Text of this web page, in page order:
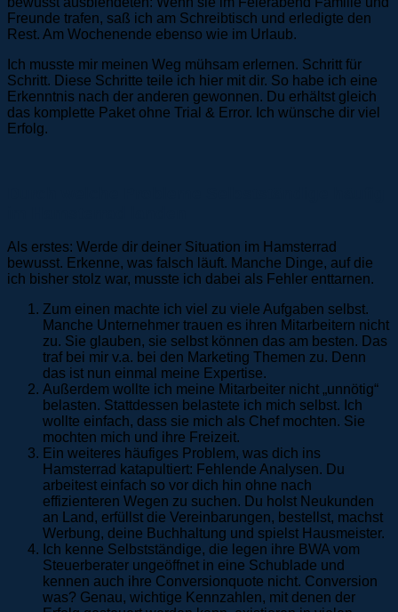
Freunde trafen, saß ich am Schreibtisch und erledigte den
Rest. Am Wochenende ebenso wie im Urlaub.
Ich musste mir meinen Weg mühsam erlernen. Schritt für
Schritt. Diese Schritte teile ich hier mit dir. So habe ich eine
Erkenntnis nach der anderen gewonnen. Du erhältst gleich
das komplette Paket ohne Trial & Error. Ich wünsche dir viel
Erfolg.
Als erstes: Werde dir deiner Situation im Hamsterrad
bewusst. Erkenne, was falsch läuft. Manche Dinge, auf die
ich bisher stolz war, musste ich dabei als Fehler enttarnen.
Zum einen machte ich viel zu viele Aufgaben selbst.
Manche Unternehmer trauen es ihren Mitarbeitern nicht
zu. Sie glauben, sie selbst können das am besten. Das
traf bei mir v.a. bei den Marketing Themen zu. Denn
das ist nun einmal meine Expertise.
Außerdem wollte ich meine Mitarbeiter nicht „unnötig“
belasten. Stattdessen belastete ich mich selbst. Ich
wollte einfach, dass sie mich als Chef mochten. Sie
mochten mich und ihre Freizeit.
Ein weiteres häufiges Problem, was dich ins
Hamsterrad katapultiert: Fehlende Analysen. Du
arbeitest einfach so vor dich hin ohne nach
effizienteren Wegen zu suchen. Du holst Neukunden
an Land, erfüllst die Vereinbarungen, bestellst, machst
Werbung, deine Buchhaltung und spielst Hausmeister.
Ich kenne Selbstständige, die legen ihre BWA vom
Steuerberater ungeöffnet in eine Schublade und
kennen auch ihre Conversionquote nicht. Conversion
was? Genau, wichtige Kennzahlen, mit denen der